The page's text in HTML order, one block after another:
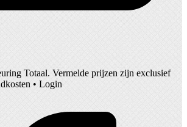
Totaal. Vermelde prijzen zijn exclusief
• Login